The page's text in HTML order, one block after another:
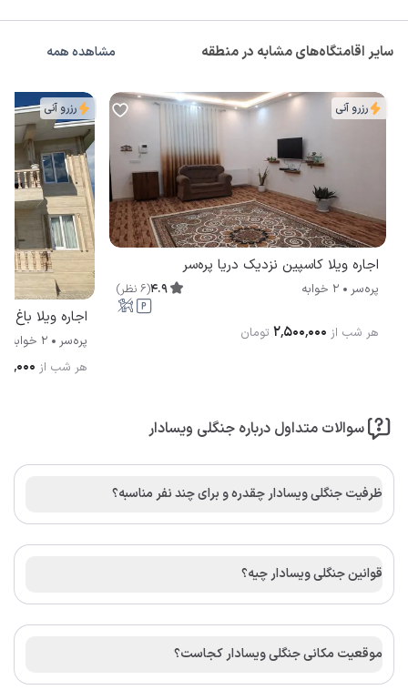
سایر اقامتگاه‌های مشابه در منطقه مشاهده همه
رزرو آنی
اجاره ویلا کاسپین نزدیک دریا پره‌سر
پره‌سر 2 خوابه 4.9
(
6 نظر)
هر شب از ۲٬۵۰۰٬۰۰۰ تومان
رزرو آنی
اجاره ویلا
پره‌سر
2 خوابه
هر شب از
سوالات متداول درباره جنگلی ویسادار
ظرفیت جنگلی ویسادار چقدره و برای چند نفر مناسبه؟
قوانین جنگلی ویسادار چیه؟
موقعیت مکانی جنگلی ویسادار کجاست؟